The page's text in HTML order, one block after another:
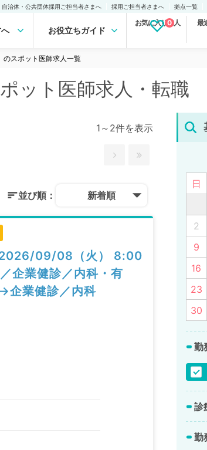
自治体・公共団体採用ご担当者さまへ 採用ご担当者さまへ 拠点一覧
お役立ちガイド
お気に入り求人
0 最
のスポット医師求人一覧
ット医師求人・転職
1～2件を表示
並び順： 新着順
2026/09/08（火） 8:00
企業健診／内科・有
企業健診／内科
日
2
9
16
23
30
勤
診
勤